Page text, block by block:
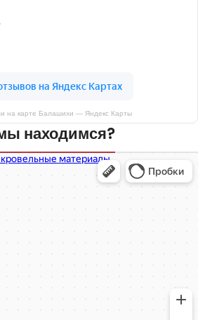
на карте Балашихи — Яндекс Карты
находимся?
в Балашихе